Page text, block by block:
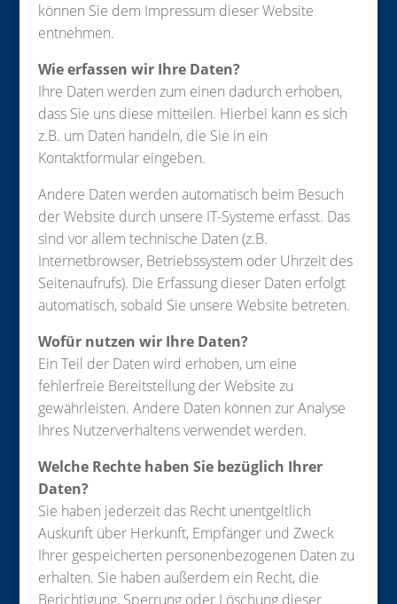
können Sie dem Impressum dieser Website
entnehmen.
Wie erfassen wir Ihre Daten?
Ihre Daten werden zum einen dadurch erhoben,
dass Sie uns diese mitteilen. Hierbei kann es sich
z.B. um Daten handeln, die Sie in ein
Kontaktformular eingeben.
Andere Daten werden automatisch beim Besuch
der Website durch unsere IT-Systeme erfasst. Das
sind vor allem technische Daten (z.B.
Internetbrowser, Betriebssystem oder Uhrzeit des
Seitenaufrufs). Die Erfassung dieser Daten erfolgt
automatisch, sobald Sie unsere Website betreten.
Wofür nutzen wir Ihre Daten?
Ein Teil der Daten wird erhoben, um eine
fehlerfreie Bereitstellung der Website zu
gewährleisten. Andere Daten können zur Analyse
Ihres Nutzerverhaltens verwendet werden.
Welche Rechte haben Sie bezüglich Ihrer
Daten?
Sie haben jederzeit das Recht unentgeltlich
Auskunft über Herkunft, Empfänger und Zweck
Ihrer gespeicherten personenbezogenen Daten zu
erhalten. Sie haben außerdem ein Recht, die
Berichtigung, Sperrung oder Löschung dieser